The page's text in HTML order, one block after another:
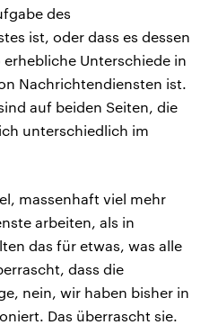
des
ist, oder dass es dessen
erhebliche Unterschiede in
Nachrichtendiensten ist.
auf beiden Seiten, die
unterschiedlich im
massenhaft viel mehr
arbeiten, als in
das für etwas, was alle
dass die
nein, wir haben bisher in
Das überrascht sie.